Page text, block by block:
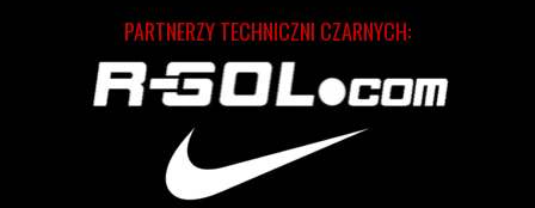
PARTNERZY TECHNICZNI CZARNYCH: